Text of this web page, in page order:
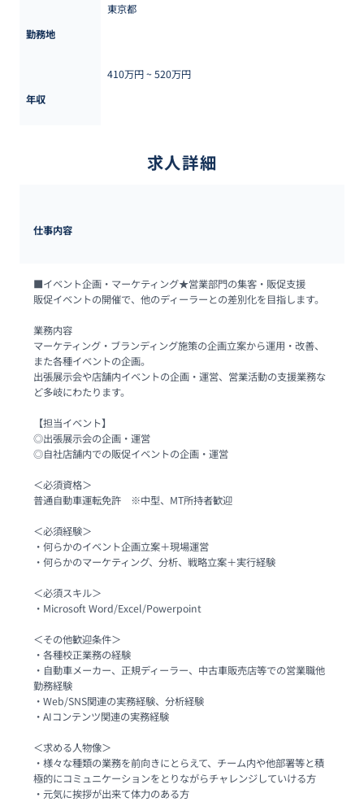
勤務地
東京都
年収
410万円 ~ 520万円
求人詳細
仕事内容
■イベント企画・マーケティング★営業部門の集客・販促支援
販促イベントの開催で、他のディーラーとの差別化を目指します。
業務内容
マーケティング・ブランディング施策の企画立案から運用・改善、
また各種イベントの企画。
出張展示会や店舗内イベントの企画・運営、営業活動の支援業務な
ど多岐にわたります。
【担当イベント】
◎出張展示会の企画・運営
◎自社店舗内での販促イベントの企画・運営
＜必須資格＞
普通自動車運転免許　※中型、MT所持者歓迎
＜必須経験＞
・何らかのイベント企画立案＋現場運営
・何らかのマーケティング、分析、戦略立案＋実行経験
＜必須スキル＞
・Microsoft Word/Excel/Powerpoint
＜その他歓迎条件＞
・各種校正業務の経験
・自動車メーカー、正規ディーラー、中古車販売店等での営業職他
勤務経験
・Web/SNS関連の実務経験、分析経験
・AIコンテンツ関連の実務経験
＜求める人物像＞
・様々な種類の業務を前向きにとらえて、チーム内や他部署等と積
極的にコミュニケーションをとりながらチャレンジしていける方
・元気に挨拶が出来て体力のある方